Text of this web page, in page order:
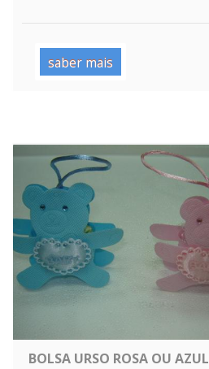
saber mais
BOLSA URSO ROSA OU AZUL